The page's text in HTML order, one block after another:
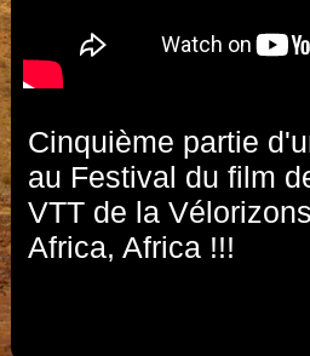
Cinquième partie
au Festival du film
VTT de la
Africa, Africa !!!